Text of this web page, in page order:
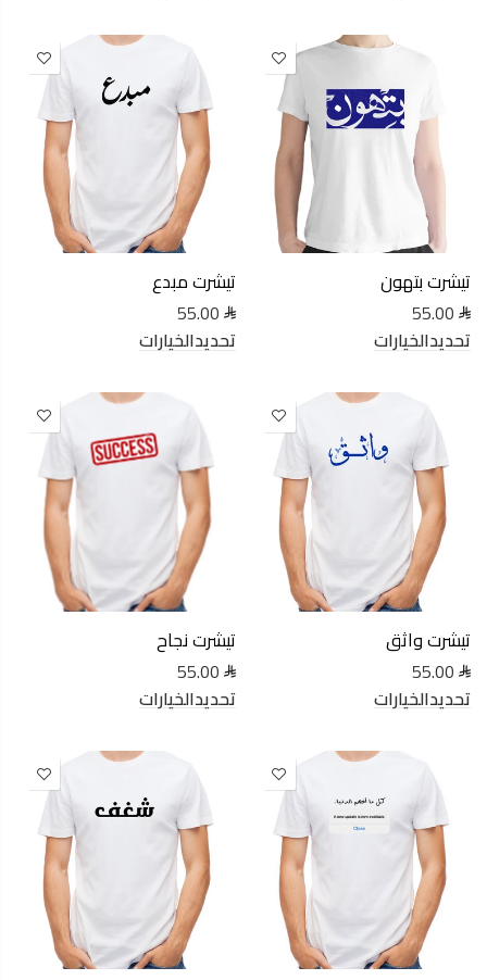
تيشرت بتهون
55.00
تحديدالخيارات
تيشرت مبدع
55.00
تحديدالخيارات
تيشرت واثق
55.00
تحديدالخيارات
تيشرت نجاح
55.00
تحديدالخيارات